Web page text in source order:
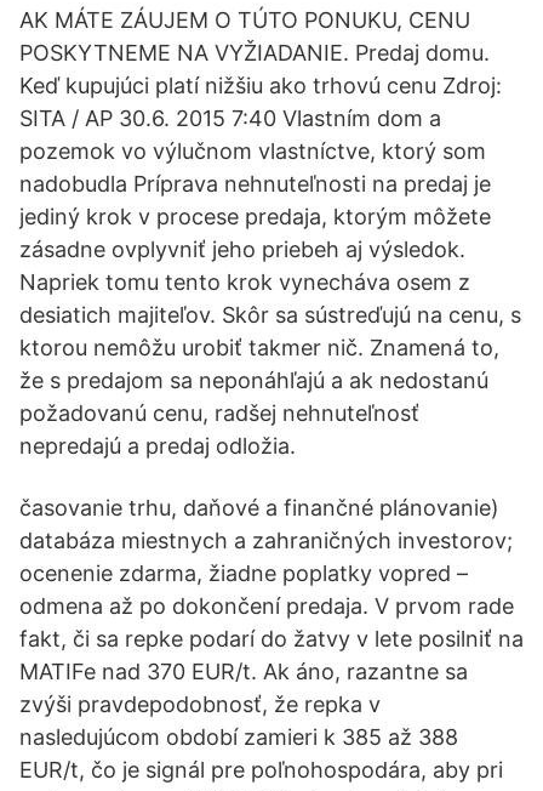
AK MÁTE ZÁUJEM O TÚTO PONUKU, CENU
POSKYTNEME NA VYŽIADANIE. Predaj domu.
Keď kupujúci platí nižšiu ako trhovú cenu Zdroj:
SITA / AP 30.6. 2015 7:40 Vlastním dom a
pozemok vo výlučnom vlastníctve, ktorý som
nadobudla Príprava nehnuteľnosti na predaj je
jediný krok v procese predaja, ktorým môžete
zásadne ovplyvniť jeho priebeh aj výsledok.
Napriek tomu tento krok vynecháva osem z
desiatich majiteľov. Skôr sa sústreďujú na cenu, s
ktorou nemôžu urobiť takmer nič. Znamená to,
že s predajom sa neponáhľajú a ak nedostanú
požadovanú cenu, radšej nehnuteľnosť
nepredajú a predaj odložia.
časovanie trhu, daňové a finančné plánovanie)
databáza miestnych a zahraničných investorov;
ocenenie zdarma, žiadne poplatky vopred –
odmena až po dokončení predaja. V prvom rade
fakt, či sa repke podarí do žatvy v lete posilniť na
MATIFe nad 370 EUR/t. Ak áno, razantne sa
zvýši pravdepodobnosť, že repka v
nasledujúcom období zamieri k 385 až 388
EUR/t, čo je signál pre poľnohospodára, aby pri